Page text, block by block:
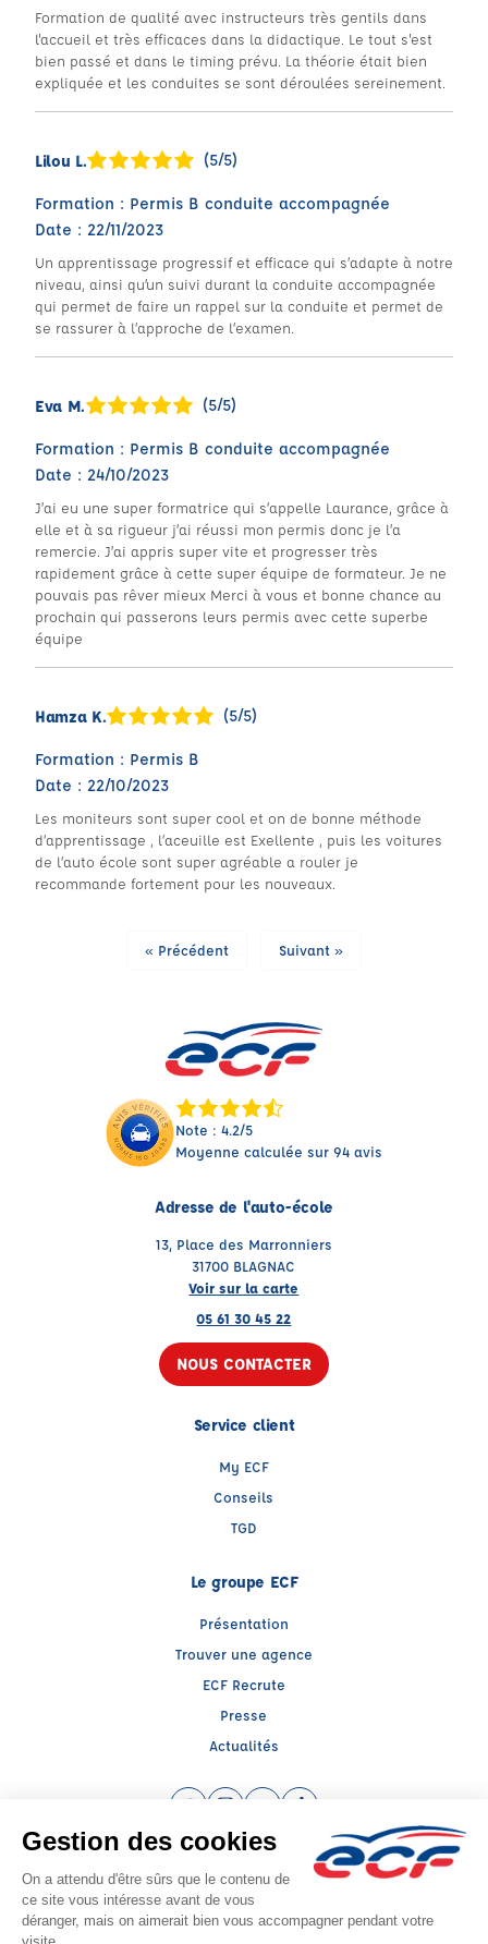
Formation de qualité avec instructeurs très gentils dans
l'accueil et très efficaces dans la didactique. Le tout s'est
bien passé et dans le timing prévu. La théorie était bien
expliquée et les conduites se sont déroulées sereinement.
Lilou L. (5/5)
Formation : Permis B conduite accompagnée
Date : 22/11/2023
Un apprentissage progressif et efficace qui s’adapte à notre
niveau, ainsi qu’un suivi durant la conduite accompagnée
qui permet de faire un rappel sur la conduite et permet de
se rassurer à l’approche de l’examen.
Eva M. (5/5)
Formation : Permis B conduite accompagnée
Date : 24/10/2023
J’ai eu une super formatrice qui s’appelle Laurance, grâce à
elle et à sa rigueur j’ai réussi mon permis donc je l’a
remercie. J’ai appris super vite et progresser très
rapidement grâce à cette super équipe de formateur. Je ne
pouvais pas rêver mieux Merci à vous et bonne chance au
prochain qui passerons leurs permis avec cette superbe
équipe
Hamza K. (5/5)
Formation : Permis B
Date : 22/10/2023
Les moniteurs sont super cool et on de bonne méthode
d’apprentissage , l’aceuille est Exellente , puis les voitures
de l’auto école sont super agréable a rouler je
recommande fortement pour les nouveaux.
« Précédent Suivant »
Note : 4.2/5
Moyenne calculée sur 94 avis
Adresse de l'auto-école
13, Place des Marronniers
31700 BLAGNAC
Voir sur la carte
05 61 30 45 22
NOUS CONTACTER
Service client
My ECF
Conseils
TGD
Le groupe ECF
Présentation
Trouver une agence
ECF Recrute
Presse
Actualités
Facebook (nouvelle fenêtre)
Instagram (nouvelle fenêtre)
YouTube (nouvelle fenêtre)
TikTok (nouvelle fenêtre)
Raison sociale : FORMATION TRASNPORT ET GESTION DES RIQUE - Capital
social: 2000€
SIREN: 829646702 - Numéro de TVA intracommunautaire:
Agrément n°E2403100060